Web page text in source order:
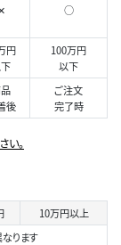
○
円
100万円
以下
後
ご注文
完了時
い。
10万円以上
ります